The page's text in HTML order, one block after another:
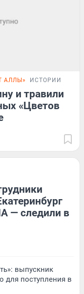
АЛЛЫ» ИСТОРИИ
и травили
«Цветов
— следили в
выпускник
для поступления в